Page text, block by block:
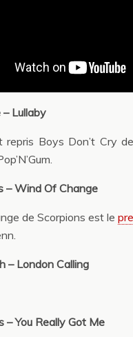
– Lullaby
repris Boys Don’t Cry
– Wind Of Change
de Scorpions est le
– London Calling
– You Really Got Me